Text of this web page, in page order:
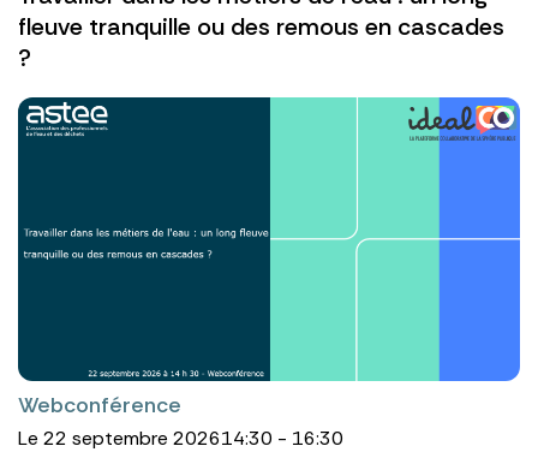
fleuve tranquille ou des remous en cascades
?
Webconférence
Le 22 septembre 202614:30 - 16:30